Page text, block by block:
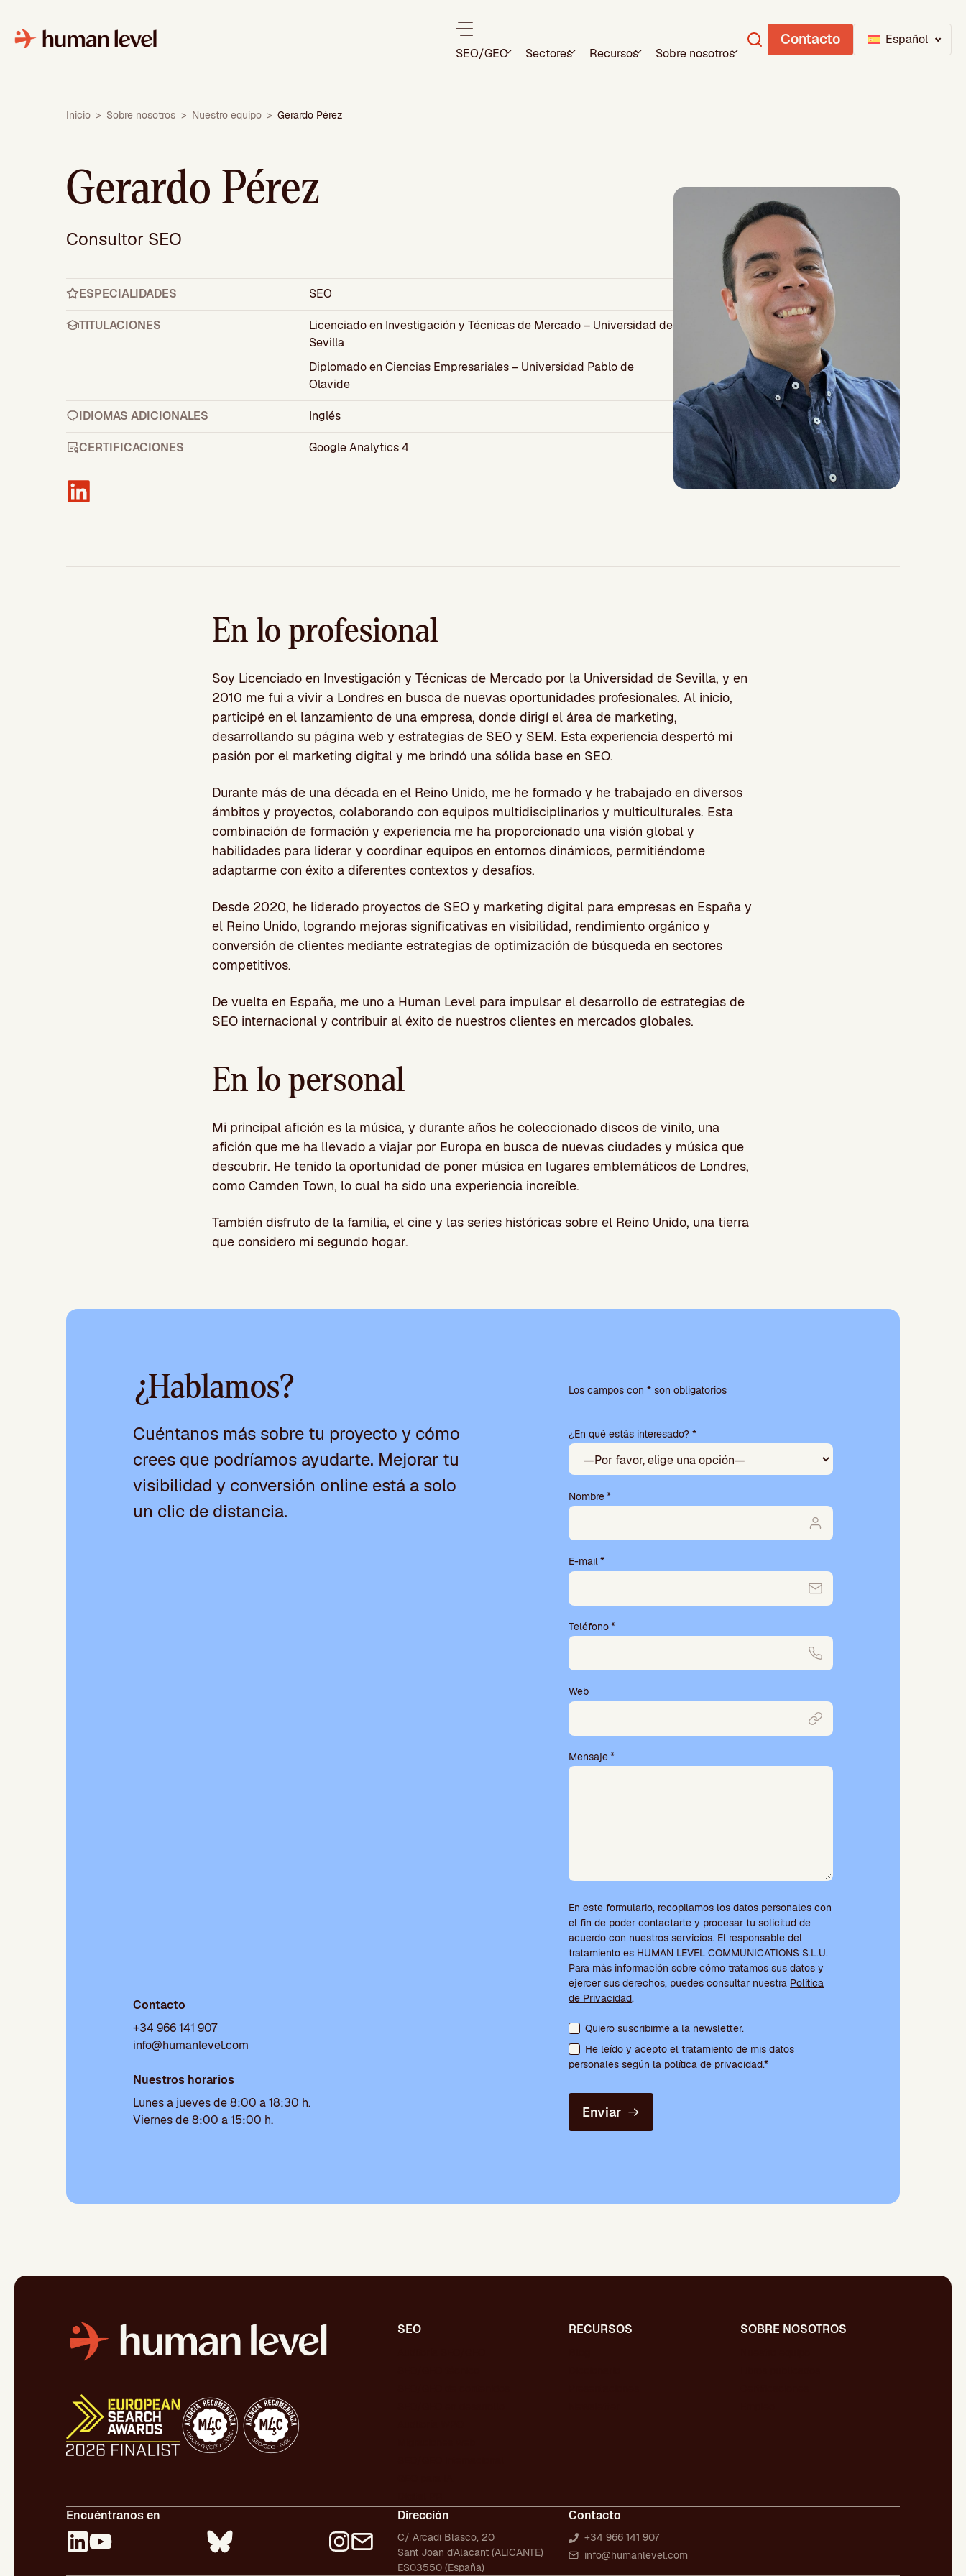
contenido
SEO/GEO Sectores Recursos Sobre nosotros
Contacto Español
Inicio > Sobre nosotros > Nuestro equipo > Gerardo Pérez
Gerardo Pérez
Consultor SEO
ESPECIALIDADES SEO
TITULACIONES
Licenciado en Investigación y Técnicas de Mercado – Universidad de
Sevilla
Diplomado en Ciencias Empresariales – Universidad Pablo de
Olavide
IDIOMAS ADICIONALES Inglés
CERTIFICACIONES Google Analytics 4
En lo profesional
Soy Licenciado en Investigación y Técnicas de Mercado por la Universidad de Sevilla, y en
2010 me fui a vivir a Londres en busca de nuevas oportunidades profesionales. Al inicio,
participé en el lanzamiento de una empresa, donde dirigí el área de marketing,
desarrollando su página web y estrategias de SEO y SEM. Esta experiencia despertó mi
pasión por el marketing digital y me brindó una sólida base en SEO.
Durante más de una década en el Reino Unido, me he formado y he trabajado en diversos
ámbitos y proyectos, colaborando con equipos multidisciplinarios y multiculturales. Esta
combinación de formación y experiencia me ha proporcionado una visión global y
habilidades para liderar y coordinar equipos en entornos dinámicos, permitiéndome
adaptarme con éxito a diferentes contextos y desafíos.
Desde 2020, he liderado proyectos de SEO y marketing digital para empresas en España y
el Reino Unido, logrando mejoras significativas en visibilidad, rendimiento orgánico y
conversión de clientes mediante estrategias de optimización de búsqueda en sectores
competitivos.
De vuelta en España, me uno a Human Level para impulsar el desarrollo de estrategias de
SEO internacional y contribuir al éxito de nuestros clientes en mercados globales.
En lo personal
Mi principal afición es la música, y durante años he coleccionado discos de vinilo, una
afición que me ha llevado a viajar por Europa en busca de nuevas ciudades y música que
descubrir. He tenido la oportunidad de poner música en lugares emblemáticos de Londres,
como Camden Town, lo cual ha sido una experiencia increíble.
También disfruto de la familia, el cine y las series históricas sobre el Reino Unido, una tierra
que considero mi segundo hogar.
¿Hablamos?
Cuéntanos más sobre tu proyecto y cómo
crees que podríamos ayudarte. Mejorar tu
visibilidad y conversión online está a solo
un clic de distancia.
Contacto
+34 966 141 907
info@humanlevel.com
Nuestros horarios
Lunes a jueves de 8:00 a 18:30 h.
Viernes de 8:00 a 15:00 h.
o
a
v
,
d
j
a
e
t
c
o
v
c
í
o
Los campos con * son obligatorios
¿En qué estás interesado? *
Nombre*
E-mail*
Teléfono*
Web
Mensaje*
En este formulario, recopilamos los datos personales con
el fin de poder contactarte y procesar tu solicitud de
acuerdo con nuestros servicios. El responsable del
tratamiento es HUMAN LEVEL COMMUNICATIONS S.L.U.
Para más información sobre cómo tratamos sus datos y
ejercer sus derechos, puedes consultar nuestra Política
de Privacidad.
Aceptación de condiciones y suscripción a la newsletter
Quiero suscribirme a la newsletter.
He leído y acepto el tratamiento de mis datos
personales según la política de privacidad.*
Enviar
SEO RECURSOS SOBRE NOSOTROS
Encuéntranos en Dirección
C/ Arcadi Blasco, 20
Sant Joan d'Alacant (ALICANTE)
ES03550 (España)
Contacto
+34 966 141 907
info@humanlevel.com